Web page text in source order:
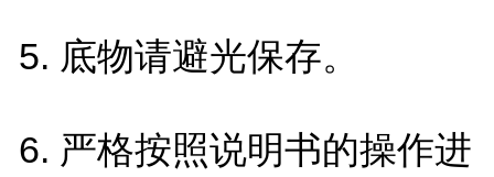
5. 底物请避光保存。
6. 严格按照说明书的操作进